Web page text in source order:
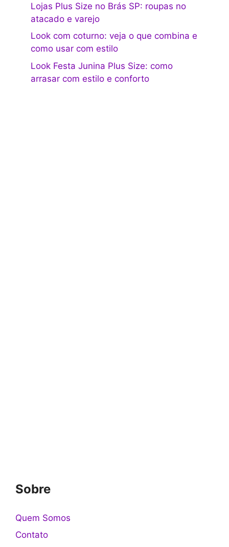
Lojas Plus Size no Brás SP: roupas no
atacado e varejo
Look com coturno: veja o que combina e
como usar com estilo
Look Festa Junina Plus Size: como
arrasar com estilo e conforto
Sobre
Quem Somos
Contato